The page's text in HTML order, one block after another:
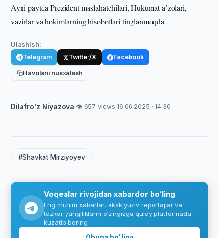
Ayni paytda Prezident maslahatchilari, Hukumat aʼzolari,
vazirlar va hokimlarning hisobotlari tinglanmoqda.
Ulashish:
Telegram Twitter/X Facebook
Havolani nusxalash
Dilafro'z Niyazova·👁 657 views·16.06.2025 · 14:30
#Shavkat Mirziyoyev
Voqealar rivojidan xabardor bo‘ling
Eng muhim xabarlar, eksklyuziv reportajlar va
tezkor yangiliklarni o‘zingizga qulay platformada
kuzatib boring.